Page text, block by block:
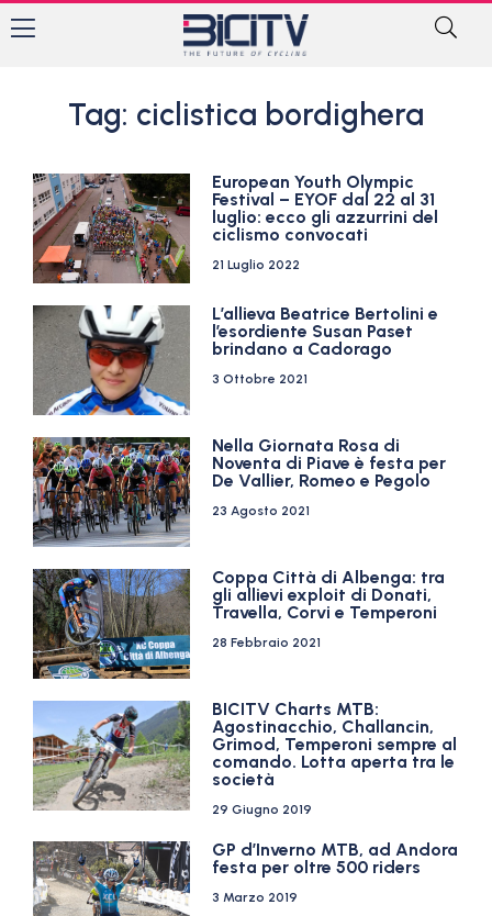
Tag: ciclistica bordighera
European Youth Olympic
Festival – EYOF dal 22 al 31
luglio: ecco gli azzurrini del
ciclismo convocati
21 Luglio 2022
L’allieva Beatrice Bertolini e
l’esordiente Susan Paset
brindano a Cadorago
3 Ottobre 2021
Nella Giornata Rosa di
Noventa di Piave è festa per
De Vallier, Romeo e Pegolo
23 Agosto 2021
Coppa Città di Albenga: tra
gli allievi exploit di Donati,
Travella, Corvi e Temperoni
28 Febbraio 2021
BICITV Charts MTB:
Agostinacchio, Challancin,
Grimod, Temperoni sempre al
comando. Lotta aperta tra le
società
29 Giugno 2019
GP d’Inverno MTB, ad Andora
festa per oltre 500 riders
3 Marzo 2019